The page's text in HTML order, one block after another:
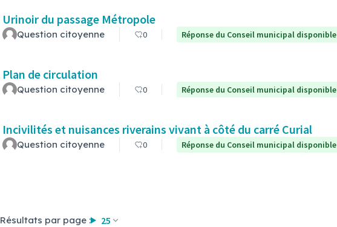
Urinoir du passage Métropole
Question citoyenne 0 Réponse du Conseil municipal disponible
Plan de circulation
Question citoyenne 0 Réponse du Conseil municipal disponible
Incivilités et nuisances riverains vivant à côté du carré Curial
Question citoyenne 0 Réponse du Conseil municipal disponible
Résultats par page : 25